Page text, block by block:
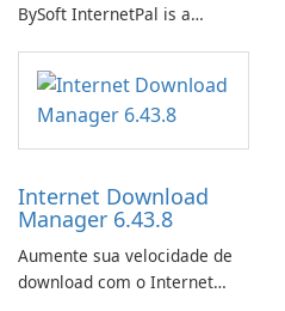
BySoft InternetPal is a
application designed to
monitor your internet
connection and provide real-
time insights into its
Internet Download
Manager 6.43.8
Aumente sua velocidade de
download com o Internet